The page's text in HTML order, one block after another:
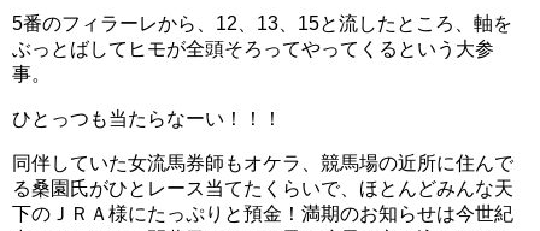
5番のフィラーレから、12、13、15と流したところ、軸を
ぶっとばしてヒモが全頭そろってやってくるという大参
事。
ひとっつも当たらなーい！！！
同伴していた女流馬券師もオケラ、競馬場の近所に住んで
る桑園氏がひとレース当てたくらいで、ほとんどみんな天
下のＪＲＡ様にたっぷりと預金！満期のお知らせは今世紀